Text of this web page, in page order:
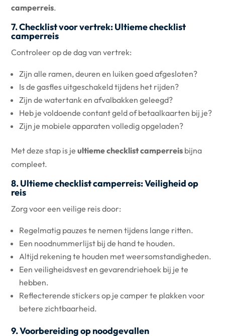
camperreis.
7. Checklist voor vertrek: Ultieme checklist
camperreis
Controleer op de dag van vertrek:
Zijn alle ramen, deuren en luiken goed afgesloten?
Is de gasfles uitgeschakeld tijdens het rijden?
Zijn de watertank en afvalbakken geleegd?
Heb je voldoende contant geld of betaalkaarten bij je?
Zijn je mobiele apparaten volledig opgeladen?
Met deze stap is jeultieme checklist camperreis bijna
compleet.
8. Ultieme checklist camperreis: Veiligheid op
reis
Zorg voor een veilige reis door:
Regelmatig pauzes te nemen tijdens lange ritten.
Een noodnummerlijst bij de hand te houden.
Altijd rekening te houden met weersomstandigheden.
Een veiligheidsvest en gevarendriehoek bij je te
hebben.
Reflecterende stickers op je camper te plakken voor
betere zichtbaarheid.
9. Voorbereiding op noodgevallen